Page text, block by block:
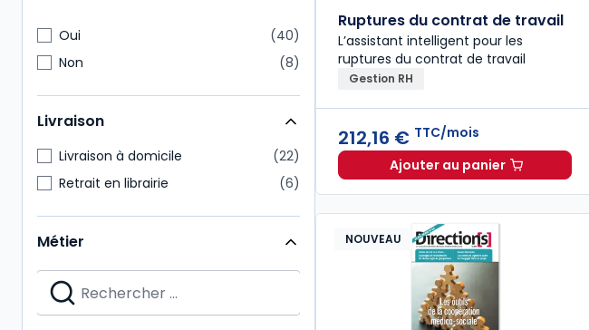
Oui
40
Non
8
Livraison
Livraison à domicile
22
Retrait en librairie
6
Métier
Ruptures du contrat de travail
L’assistant intelligent pour les
ruptures du contrat de travail
Gestion RH
212,16 € TTC/mois
Ajouter au panier
Ruptures du
NOUVEAU